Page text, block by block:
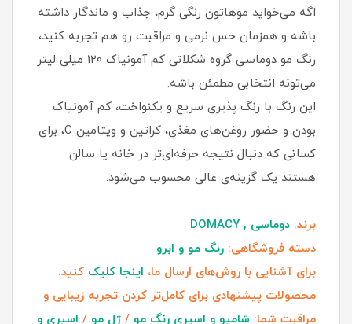
اگه می‌خواید موهاتون رنگی گرم، جذاب و ماندگار داشته
باشه و همزمان حس نرمی و مراقبت رو هم تجربه کنید،
رنگ مو دوماسی گروه شکلاتی کم‌ آمونیاک 120 میلی‌ لیتر
می‌تونه انتخابی مطمئن باشه.
این رنگ با رنگ‌ پذیری سریع و یکنواخت، کم‌ آمونیاک
بودن و حضور روغن‌های مغذی، کراتین و ویتامین C، برای
کسانی که دنبال نتیجه حرفه‌ای‌تر در خانه یا سالن
هستند یک گزینه‌ی عالی محسوب می‌شود.
برند: دوماسی , DOMACY
دسته فروشگاهی: رنگ مو و ابرو
برای آشنایی با روش‌های ارسال ما، اینجا کلیک کنید.
محصولات پیشنهادی برای کامل‌تر کردن تجربه زیبایی و
مراقبت شما: شامپو و اسپری رنگ مو / ژل مو / اسپری و